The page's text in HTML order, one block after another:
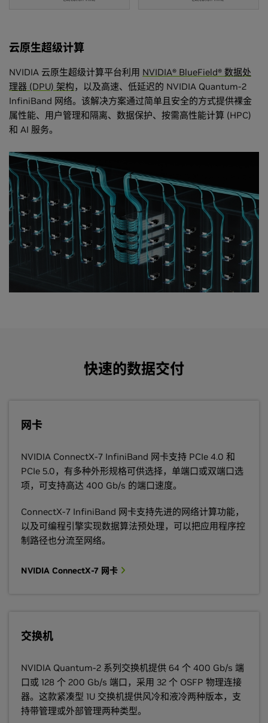
云原生超级计算
NVIDIA 云原生超级计算平台利用 NVIDIA® BlueField® 数据处
理器 (DPU) 架构，以及高速、低延迟的 NVIDIA Quantum-2
InfiniBand 网络。该解决方案通过简单且安全的方式提供裸金
属性能、用户管理和隔离、数据保护、按需高性能计算 (HPC)
和 AI 服务。
快速的数据交付
网卡
NVIDIA ConnectX-7 InfiniBand 网卡支持 PCIe 4.0 和
PCIe 5.0，有多种外形规格可供选择，单端口或双端口选
项，可支持高达 400 Gb/s 的端口速度。
ConnectX-7 InfiniBand 网卡支持先进的网络计算功能，
以及可编程引擎实现数据算法预处理，可以把应用程序控
制路径也分流至网络。
NVIDIA ConnectX-7 网卡
交换机
NVIDIA Quantum-2 系列交换机提供 64 个 400 Gb/s 端
口或 128 个 200 Gb/s 端口，采用 32 个 OSFP 物理连接
器。这款紧凑型 1U 交换机提供风冷和液冷两种版本，支
持带管理或外部管理两种类型。